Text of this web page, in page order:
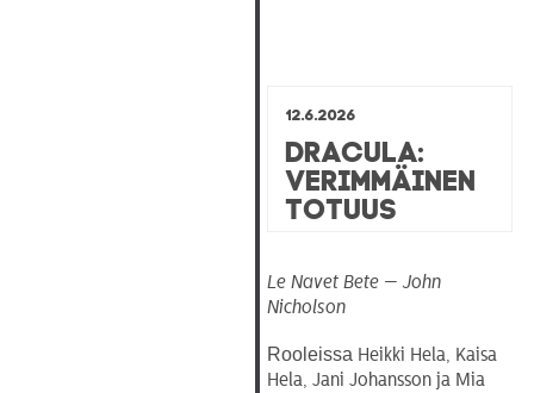
12.6.2026
Dracula:
Verimmäinen
totuus
Le Navet Bete — John
Nicholson
Rooleissa Heikki Hela, Kaisa
Hela, Jani Johansson ja Mia